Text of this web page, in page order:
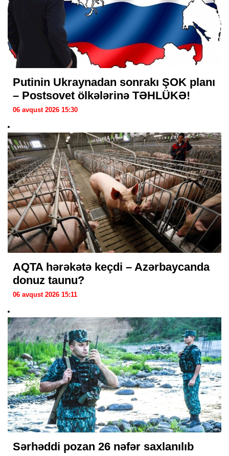
Putinin Ukraynadan sonrakı ŞOK planı
– Postsovet ölkələrinə TƏHLÜKƏ!
06 avqust 2026 15:30
AQTA hərəkətə keçdi – Azərbaycanda
donuz taunu?
06 avqust 2026 15:11
Sərhəddi pozan 26 nəfər saxlanılıb